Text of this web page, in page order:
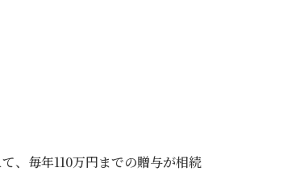
、毎年110万円までの贈与が相続